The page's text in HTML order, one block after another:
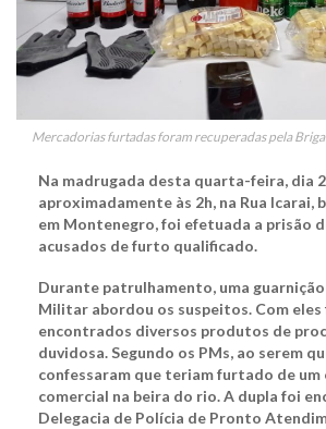
Mercadorias furtadas foram recuperadas pela
Na madrugada desta quarta-feira, dia
aproximadamente às 2h, na Rua Icarai,
em Montenegro, foi efetuada a prisão
acusados de furto qualificado.
Durante patrulhamento, uma
Militar abordou os suspeitos. Com eles
encontrados diversos produtos de
duvidosa. Segundo os PMs, ao serem
confessaram que teriam furtado de
comercial na beira do rio. A dupla foi
Delegacia de Polícia de Pronto